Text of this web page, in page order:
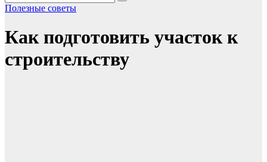
Полезные советы
Как подготовить участок к
строительству